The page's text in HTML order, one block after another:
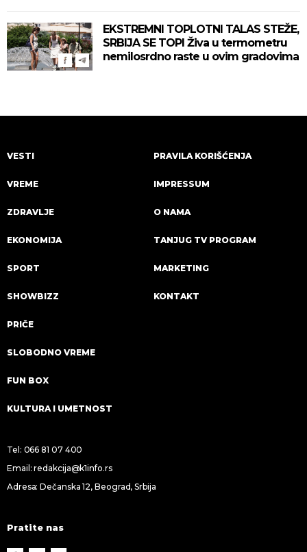
EKSTREMNI TOPLOTNI TALAS STEŽE,
SRBIJA SE TOPI Živa u termometru
nemilosrdno raste u ovim gradovima
VESTI
VREME
ZDRAVLJE
EKONOMIJA
SPORT
SHOWBIZZ
PRIČE
SLOBODNO VREME
FUN BOX
KULTURA I UMETNOST
PRAVILA KORIŠĆENJA
IMPRESSUM
O NAMA
TANJUG TV PROGRAM
MARKETING
KONTAKT
Tel: 066 81 07 400
Email:redakcija@k1info.rs
Adresa: Dečanska 12, Beograd, Srbija
Pratite nas